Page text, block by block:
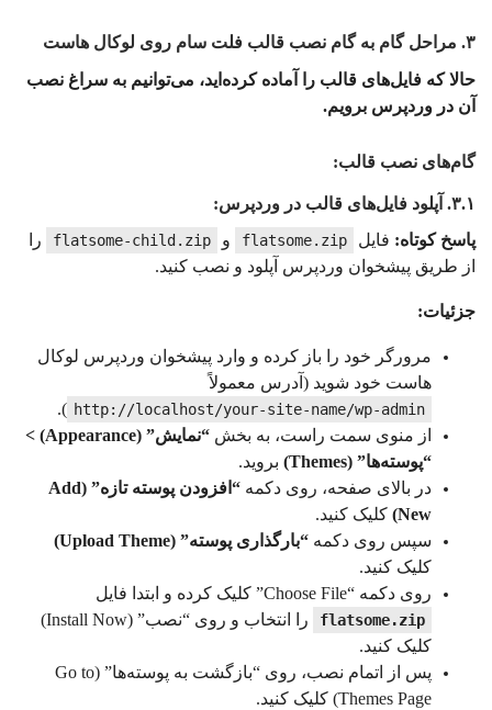
۳. مراحل گام به گام نصب قالب فلت سام روی لوکال هاست
حالا که فایل‌های قالب را آماده کرده‌اید، می‌توانیم به سراغ نصب
آن در وردپرس برویم.
گام‌های نصب قالب:
۳.۱. آپلود فایل‌های قالب در وردپرس:
پاسخ کوتاه: فایل flatsome.zip و flatsome-child.zip
را
از طریق پیشخوان وردپرس آپلود و نصب کنید.
جزئیات:
مرورگر خود را باز کرده و وارد پیشخوان وردپرس لوکال
هاست خود شوید (آدرس معمولاً
http://localhost/your-site-name/wp-admin
).
از منوی سمت راست، به بخش
“نمایش” (Appearance) >
“پوسته‌ها” (Themes)
بروید.
در بالای صفحه، روی دکمه
“افزودن پوسته تازه” (Add
New) کلیک کنید.
سپس روی دکمه “بارگذاری پوسته” (Upload Theme)
کلیک کنید.
روی دکمه “Choose File” کلیک کرده و ابتدا فایل
flatsome.zip
را انتخاب و روی “نصب” (Install Now)
کلیک کنید.
پس از اتمام نصب، روی “بازگشت به پوسته‌ها” (Go to
Themes Page) کلیک کنید.